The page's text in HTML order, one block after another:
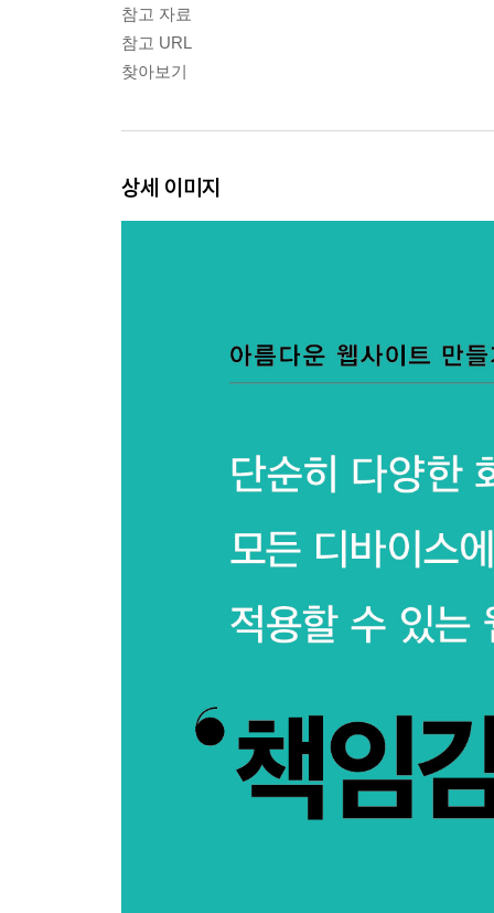
참고 자료
참고 URL
찾아보기
상세 이미지